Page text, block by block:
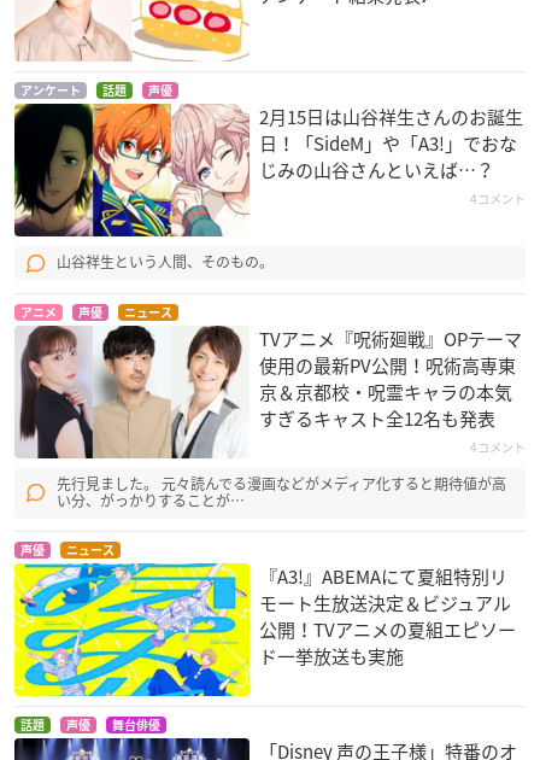
アンケート 話題 声優
2月15日は山谷祥生さんのお誕生
日！「SideM」や「A3!」でおな
じみの山谷さんといえば…？
4コメント
山谷祥生という人間、そのもの。
アニメ 声優 ニュース
TVアニメ『呪術廻戦』OPテーマ
使用の最新PV公開！呪術高専東
京＆京都校・呪霊キャラの本気
すぎるキャスト全12名も発表
4コメント
先行見ました。 元々読んでる漫画などがメディア化すると期待値が高
い分、がっかりすることが…
声優 ニュース
『A3!』ABEMAにて夏組特別リ
モート生放送決定＆ビジュアル
公開！TVアニメの夏組エピソー
ド一挙放送も実施
話題 声優 舞台俳優
「Disney 声の王子様」特番のオ